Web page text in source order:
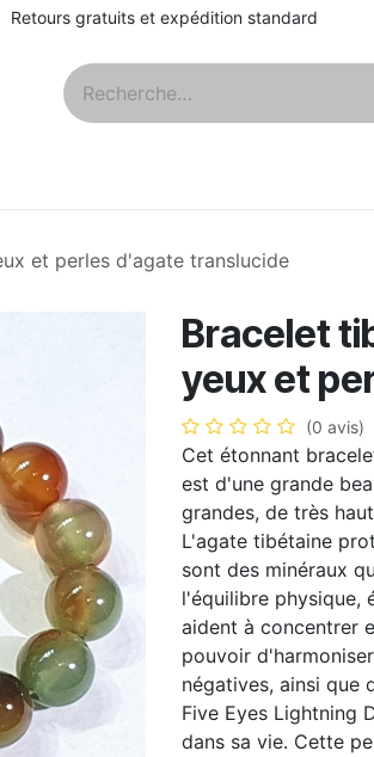
Retours gratuits et expédition standard
et perles d'agate translucide
Bracelet
yeux et
(0 avis)
Cet étonnant
est d'une grande
grandes, de très
L'agate tibétaine
sont des minéraux
l'équilibre physique,
aident à concentrer
pouvoir
négatives, ainsi que
Five Eyes Lightning
dans sa vie. Cette